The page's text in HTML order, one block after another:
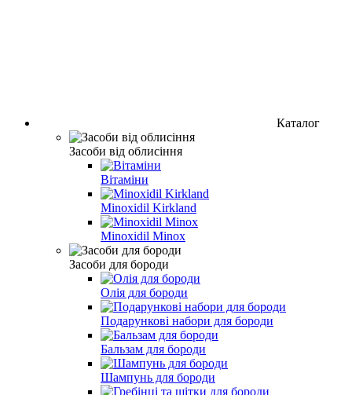
Каталог
Засоби від облисіння
Вітаміни
Minoxidil Kirkland
Minoxidil Minox
Засоби для бороди
Олія для бороди
Подарункові набори для бороди
Бальзам для бороди
Шампунь для бороди